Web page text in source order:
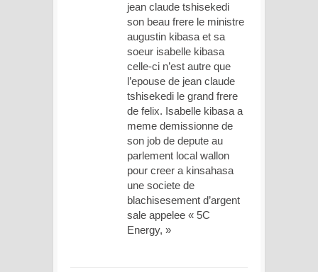
jean claude tshisekedi
son beau frere le ministre
augustin kibasa et sa
soeur isabelle kibasa
celle-ci n’est autre que
l’epouse de jean claude
tshisekedi le grand frere
de felix. Isabelle kibasa a
meme demissionne de
son job de depute au
parlement local wallon
pour creer a kinsahasa
une societe de
blachisesement d’argent
sale appelee « 5C
Energy, »